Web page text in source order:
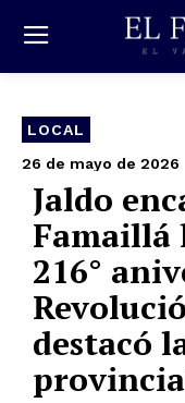
LOCAL
26 de mayo de 2026
Jaldo
Famaillá
216°
destacó